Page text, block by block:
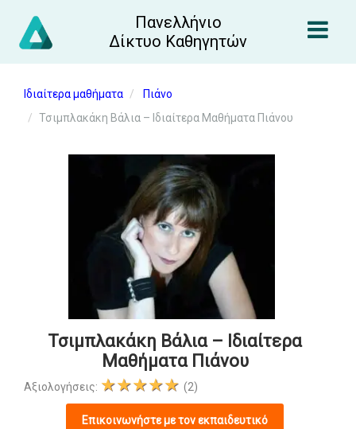
Πανελλήνιο
Δίκτυο Καθηγητών
Ιδιαίτερα μαθήματα
Πιάνο
Τσιμπλακάκη Βάλια – Ιδιαίτερα Μαθήματα Πιάνου
Τσιμπλακάκη Βάλια – Ιδιαίτερα
Μαθήματα Πιάνου
Αξιολογήσεις: ★★★★★ (2)
Επικοινωνήστε με τον εκπαιδευτικό